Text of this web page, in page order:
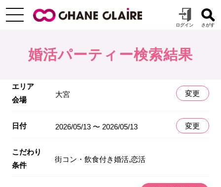
婚活パーティー検索結果
エリア
会場
大宮 変更
日付 2026/05/13 〜 2026/05/13 変更
こだわり
条件
街コン・飲食付き婚活,恋活